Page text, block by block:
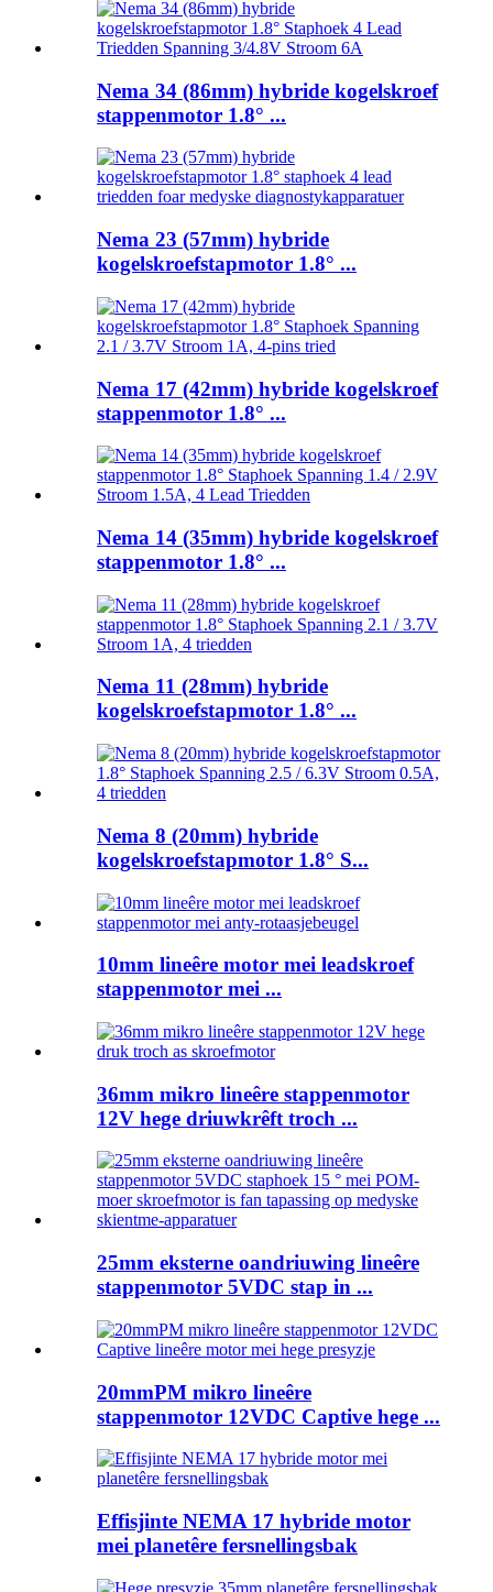
Nema 34 (86mm) hybride kogelskroef
stappenmotor 1.8° ...
Nema 23 (57mm) hybride
kogelskroefstapmotor 1.8° ...
Nema 17 (42mm) hybride kogelskroef
stappenmotor 1.8° ...
Nema 14 (35mm) hybride kogelskroef
stappenmotor 1.8° ...
Nema 11 (28mm) hybride
kogelskroefstapmotor 1.8° ...
Nema 8 (20mm) hybride
kogelskroefstapmotor 1.8° S...
10mm lineêre motor mei leadskroef
stappenmotor mei ...
36mm mikro lineêre stappenmotor
12V hege driuwkrêft troch ...
25mm eksterne oandriuwing lineêre
stappenmotor 5VDC stap in ...
20mmPM mikro lineêre
stappenmotor 12VDC Captive hege ...
Effisjinte NEMA 17 hybride motor
mei planetêre fersnellingsbak